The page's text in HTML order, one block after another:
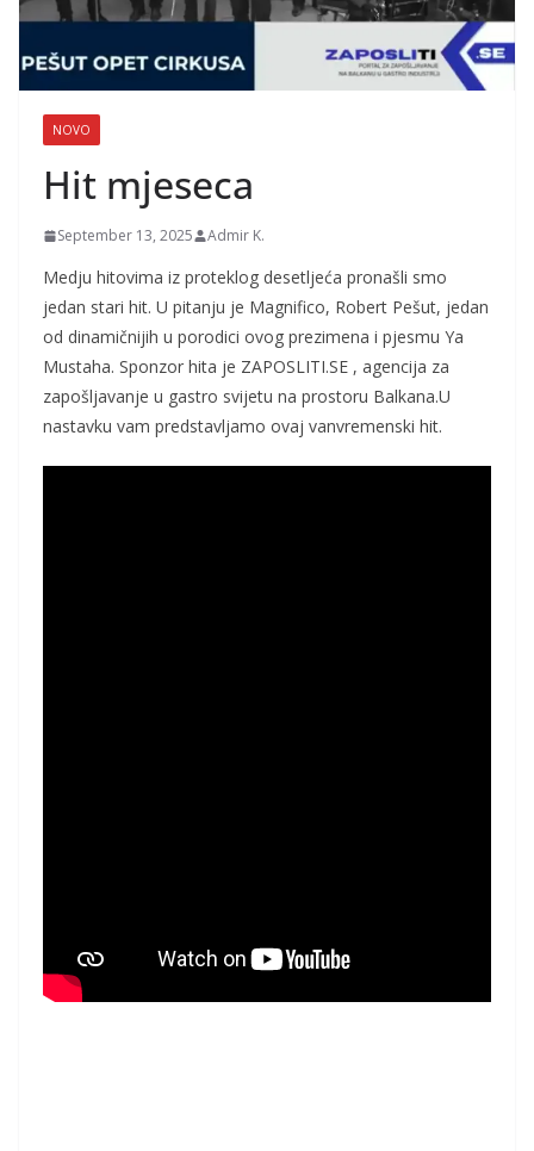
NOVO
Hit mjeseca
September 13, 2025 Admir K.
Medju hitovima iz proteklog desetljeća pronašli smo
jedan stari hit. U pitanju je Magnifico, Robert Pešut, jedan
od dinamičnijih u porodici ovog prezimena i pjesmu Ya
Mustaha. Sponzor hita je ZAPOSLITI.SE , agencija za
zapošljavanje u gastro svijetu na prostoru Balkana.U
nastavku vam predstavljamo ovaj vanvremenski hit.